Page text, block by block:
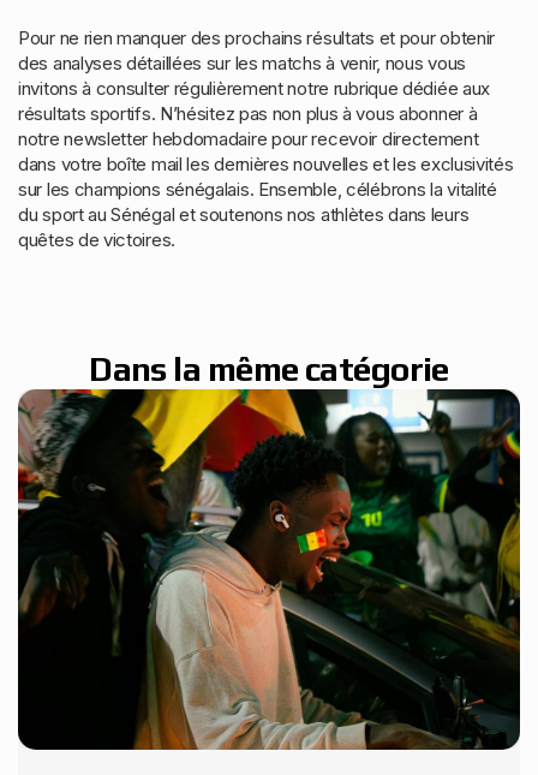
Pour ne rien manquer des prochains résultats et pour obtenir
des analyses détaillées sur les matchs à venir, nous vous
invitons à consulter régulièrement notre rubrique dédiée aux
résultats sportifs. N’hésitez pas non plus à vous abonner à
notre newsletter hebdomadaire pour recevoir directement
dans votre boîte mail les dernières nouvelles et les exclusivités
sur les champions sénégalais. Ensemble, célébrons la vitalité
du sport au Sénégal et soutenons nos athlètes dans leurs
quêtes de victoires.
Dans la même catégorie